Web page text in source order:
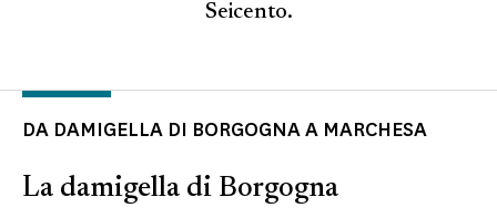
Seicento.
DA DAMIGELLA DI BORGOGNA A MARCHESA
La damigella di Borgogna